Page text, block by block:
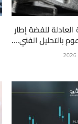
للفضة إطار
بالتحليل الفني....